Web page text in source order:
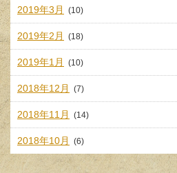
2019年3月 (10)
2019年2月 (18)
2019年1月 (10)
2018年12月 (7)
2018年11月 (14)
2018年10月 (6)